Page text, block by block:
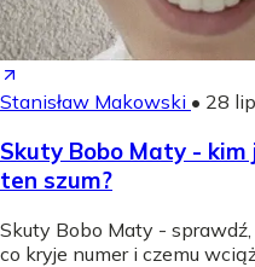
Stanisław Makowski • 28
Skuty Bobo Maty -
ten szum?
Skuty Bobo Maty -
co kryje numer i czemu